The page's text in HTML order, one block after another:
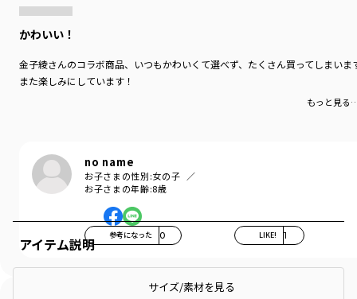
かわいい！
金子綾さんのコラボ商品、いつもかわいくて選べず、たくさん買ってしまいま
また楽しみにしています！
もっと見る
no name
お子さまの性別:女の子
お子さまの年齢:8歳
参考になった 0 LIKE! 1
アイテム説明
サイズ/素材を見る